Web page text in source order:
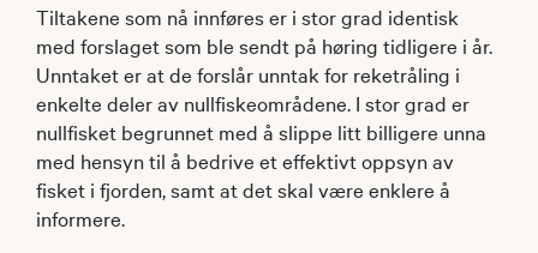
Tiltakene som nå innføres er i stor grad identisk
med forslaget som ble sendt på høring tidligere i år.
Unntaket er at de forslår unntak for reketråling i
enkelte deler av nullfiskeområdene. I stor grad er
nullfisket begrunnet med å slippe litt billigere unna
med hensyn til å bedrive et effektivt oppsyn av
fisket i fjorden, samt at det skal være enklere å
informere.